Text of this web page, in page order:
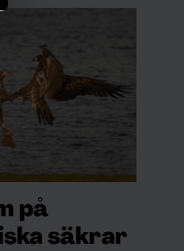
på
säkrar